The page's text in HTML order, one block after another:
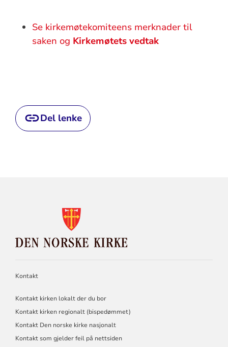
Se kirkemøtekomiteens merknader til
saken og Kirkemøtets vedtak
Del lenke
NORSKE
KIRKE
Kontakt
Kontakt kirken lokalt der du bor
Kontakt kirken regionalt (bispedømmet)
Kontakt Den norske kirke nasjonalt
Kontakt som gjelder feil på nettsiden